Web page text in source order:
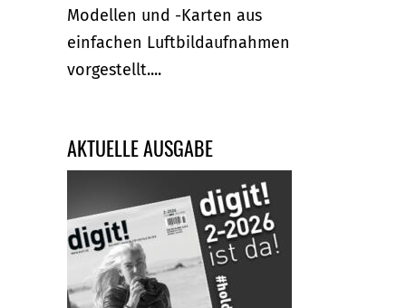
Modellen und -Karten aus
einfachen Luftbildaufnahmen
vorgestellt....
AKTUELLE AUSGABE